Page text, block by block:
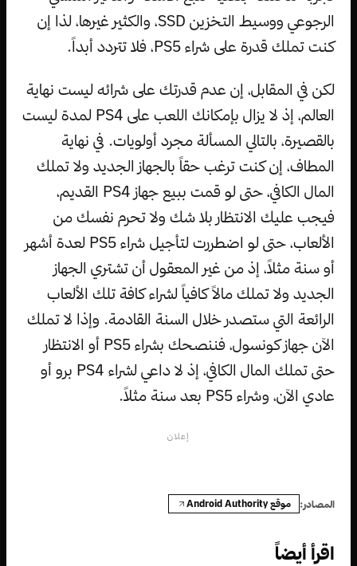
الرجوعي ووسيط التخزين SSD، والكثير غيرها، لذا إن
كنت تملك قدرة على شراء PS5، فلا تتردد أبداً.
لكن في المقابل، إن عدم قدرتك على شرائه ليست نهاية
العالم، إذ لا يزال بإمكانك اللعب على PS4 لمدة ليست
بالقصيرة، بالتالي المسألة مجرد أولويات. في نهاية
المطاف، إن كنت ترغب حقاً بالجهاز الجديد ولا تملك
المال الكافي، حتى لو قمت ببيع جهاز PS4 القديم،
فيجب عليك الانتظار بلا شك ولا تحرم نفسك من
الألعاب، حتى لو اضطررت لتأجيل شراء PS5 لعدة أشهر
أو سنة مثلاً، إذ من غير المعقول أن تشتري الجهاز
الجديد ولا تملك مالاً كافياً لشراء كافة تلك الألعاب
الرائعة التي ستصدر خلال السنة القادمة. وإذا لا تملك
الآن جهاز كونسول، فننصحك بشراء PS5 أو الانتظار
حتى تملك المال الكافي، إذ لا داعي لشراء PS4 برو أو
عادي الآن، وشراء PS5 بعد سنة مثلاً.
إعلان
المصادر: موقع Android Authority
اقرأ أيضاً